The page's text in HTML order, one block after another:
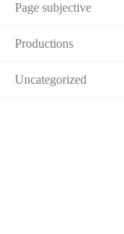
Page subjective
Productions
Uncategorized